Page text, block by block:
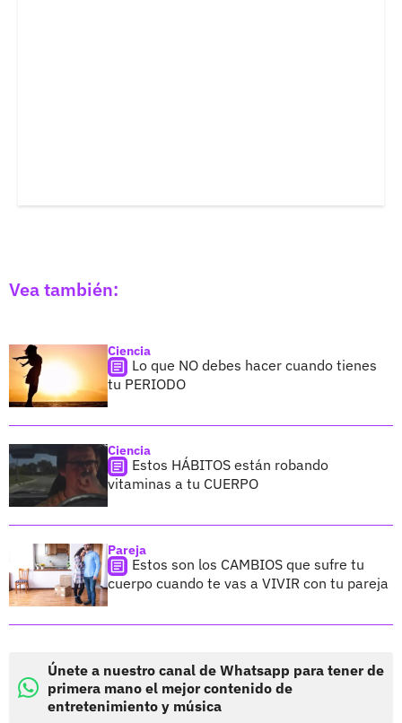
Vea también:
Ciencia
Lo que NO debes hacer cuando tienes
tu PERIODO
Ciencia
Estos HÁBITOS están robando
vitaminas a tu CUERPO
Pareja
Estos son los CAMBIOS que sufre tu
cuerpo cuando te vas a VIVIR con tu pareja
Únete a nuestro canal de Whatsapp para tener de
primera mano el mejor contenido de
entretenimiento y música